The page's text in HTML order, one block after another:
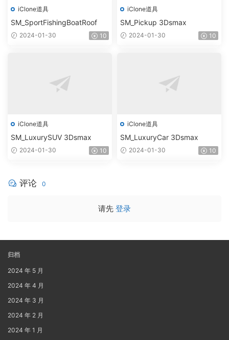
iClone道具
SM_SportFishingBoatRoof
2024-01-30 10
iClone道具
SM_Pickup 3Dsmax
2024-01-30 10
iClone道具
SM_LuxurySUV 3Dsmax
2024-01-30 10
iClone道具
SM_LuxuryCar 3Dsmax
2024-01-30 10
评论 0
请先 登录
归档
2024 年 5 月
2024 年 4 月
2024 年 3 月
2024 年 2 月
2024 年 1 月